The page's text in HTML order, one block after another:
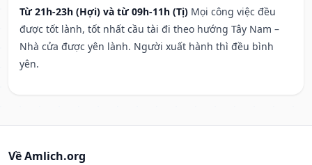
Từ 21h-23h (Hợi) và từ 09h-11h (Tị) Mọi công việc đều
được tốt lành, tốt nhất cầu tài đi theo hướng Tây Nam –
Nhà cửa được yên lành. Người xuất hành thì đều bình
yên.
Về Amlich.org